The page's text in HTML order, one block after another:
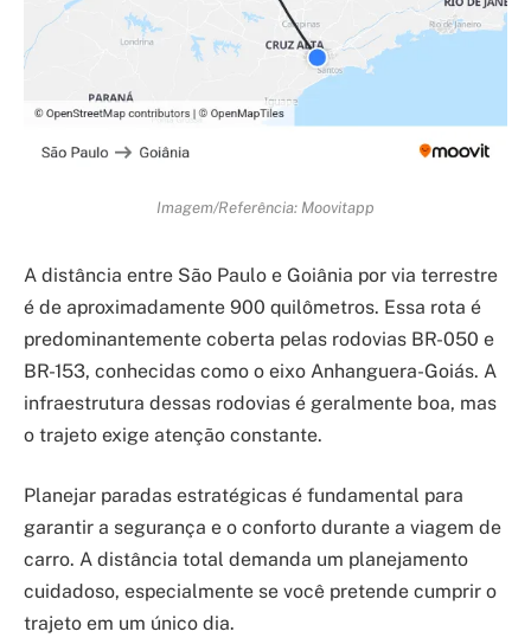
Imagem/Referência: Moovitapp
A distância entre São Paulo e Goiânia por via terrestre
é de aproximadamente 900 quilômetros. Essa rota é
predominantemente coberta pelas rodovias BR-050 e
BR-153, conhecidas como o eixo Anhanguera-Goiás. A
infraestrutura dessas rodovias é geralmente boa, mas
o trajeto exige atenção constante.
Planejar paradas estratégicas é fundamental para
garantir a segurança e o conforto durante a viagem de
carro. A distância total demanda um planejamento
cuidadoso, especialmente se você pretende cumprir o
trajeto em um único dia.